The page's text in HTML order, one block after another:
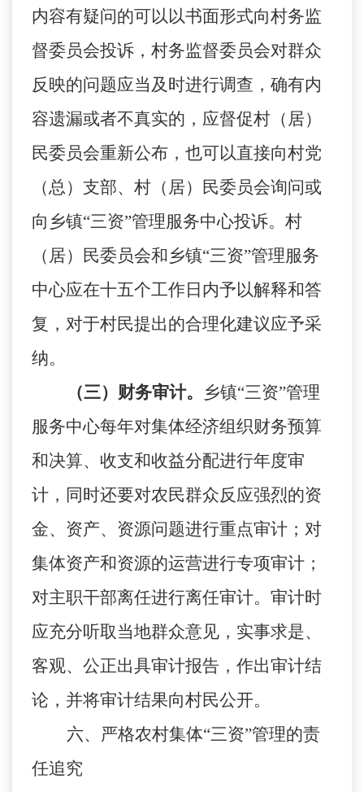
内容有疑问的可以以书面形式向村务监
督委员会投诉，村务监督委员会对群众
反映的问题应当及时进行调查，确有内
容遗漏或者不真实的，应督促村（居）
民委员会重新公布，也可以直接向村党
（总）支部、村（居）民委员会询问或
向乡镇“三资”管理服务中心投诉。村
（居）民委员会和乡镇“三资”管理服务
中心应在十五个工作日内予以解释和答
复，对于村民提出的合理化建议应予采
纳。
（三）财务审计。
乡镇“三资”管理
服务中心每年对集体经济组织财务预算
和决算、收支和收益分配进行年度审
计，同时还要对农民群众反应强烈的资
金、资产、资源问题进行重点审计；对
集体资产和资源的运营进行专项审计；
对主职干部离任进行离任审计。审计时
应充分听取当地群众意见，实事求是、
客观、公正出具审计报告，作出审计结
论，并将审计结果向村民公开。
六、严格农村集体“三资”管理的责
任追究